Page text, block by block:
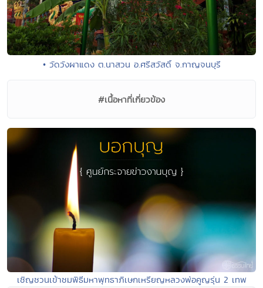
• วัดวังผาแดง ต.นาสวน อ.ศรีสวัสดิ์ จ.กาญจนบุรี
#เนื้อหาที่เกี่ยวข้อง
เชิญชวนเข้าชมพิธีมหาพุทธาภิเษกเหรียญหลวงพ่อคูญรุ่น 2 เทพ